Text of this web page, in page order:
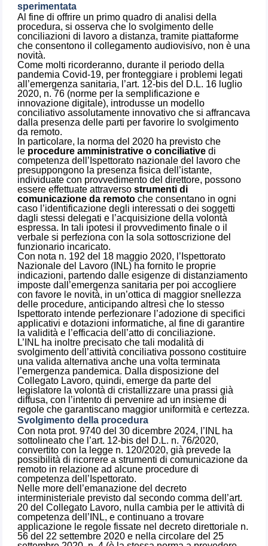
sperimentata
Al fine di offrire un primo quadro di analisi della
procedura, si osserva che lo svolgimento delle
conciliazioni di lavoro a distanza, tramite piattaforme
che consentono il collegamento audiovisivo, non è una
novità.
Come molti ricorderanno, durante il periodo della
pandemia Covid-19, per fronteggiare i problemi legati
all’emergenza sanitaria, l’art. 12-bis del D.L. 16 luglio
2020, n. 76 (norme per la semplificazione e
innovazione digitale), introdusse un modello
conciliativo assolutamente innovativo che si affrancava
dalla presenza delle parti per favorire lo svolgimento
da remoto.
In particolare, la norma del 2020 ha previsto che
le procedure amministrative o conciliative di
competenza dell’Ispettorato nazionale del lavoro che
presuppongono la presenza fisica dell’istante,
individuate con provvedimento del direttore, possono
essere effettuate attraversostrumenti di
comunicazione da remoto che consentano in ogni
caso l’identificazione degli interessati o dei soggetti
dagli stessi delegati e l’acquisizione della volontà
espressa. In tali ipotesi il provvedimento finale o il
verbale si perfeziona con la sola sottoscrizione del
funzionario incaricato.
Con nota n. 192 del 18 maggio 2020, l’Ispettorato
Nazionale del Lavoro (INL) ha fornito le proprie
indicazioni, partendo dalle esigenze di distanziamento
imposte dall’emergenza sanitaria per poi accogliere
con favore le novità, in un’ottica di maggior snellezza
delle procedure, anticipando altresì che lo stesso
Ispettorato intende perfezionare l’adozione di specifici
applicativi e dotazioni informatiche, al fine di garantire
la validità e l’efficacia dell’atto di conciliazione.
L’INL ha inoltre precisato che tali modalità di
svolgimento dell’attività conciliativa possono costituire
una valida alternativa anche una volta terminata
l’emergenza pandemica. Dalla disposizione del
Collegato Lavoro, quindi, emerge da parte del
legislatore la volontà di cristallizzare una prassi già
diffusa, con l’intento di pervenire ad un insieme di
regole che garantiscano maggior uniformità e certezza.
Svolgimento della procedura
Con nota prot. 9740 del 30 dicembre 2024, l’INL ha
sottolineato che l’art. 12-bis del D.L. n. 76/2020,
convertito con la legge n. 120/2020, già prevede la
possibilità di ricorrere a strumenti di comunicazione da
remoto in relazione ad alcune procedure di
competenza dell’Ispettorato.
Nelle more dell’emanazione del decreto
interministeriale previsto dal secondo comma dell’art.
20 del Collegato Lavoro, nulla cambia per le attività di
competenza dell’INL, e continuano a trovare
applicazione le regole fissate nel decreto direttoriale n.
56 del 22 settembre 2020 e nella circolare del 25